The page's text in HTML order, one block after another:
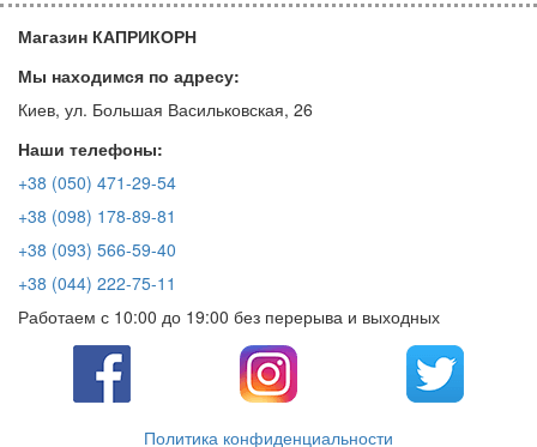
Магазин КАПРИКОРН
Мы находимся по адресу:
Киев, ул. Большая Васильковская, 26
Наши телефоны:
+38 (050) 471-29-54
+38 (098) 178-89-81
+38 (093) 566-59-40
+38 (044) 222-75-11
Работаем с 10:00 до 19:00 без перерыва и выходных
Политика конфиденциальности